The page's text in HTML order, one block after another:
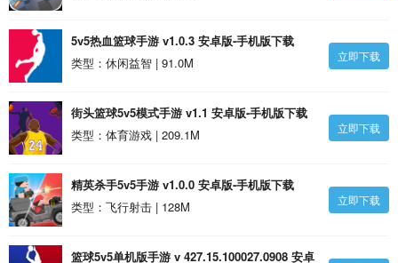
5v5热血篮球手游 v1.0.3 安卓版-手机版下载
类型：休闲益智 | 91.0M
立即下载
街头篮球5v5模式手游 v1.1 安卓版-手机版下载
类型：体育游戏 | 209.1M
立即下载
精英杀手5v5手游 v1.0.0 安卓版-手机版下载
类型：飞行射击 | 128M
立即下载
篮球5v5单机版手游 v 427.15.100027.0908 安卓